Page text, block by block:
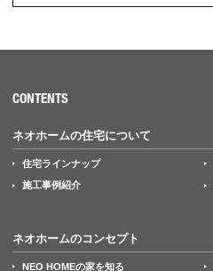
CONTENTS
ネオホームの住宅について
住宅ラインナップ
施工事例紹介
ネオホームのコンセプト
NEO HOMEの家を知る